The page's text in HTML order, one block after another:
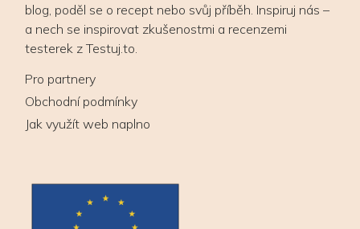
blog, poděl se o recept nebo svůj příběh. Inspiruj nás –
a nech se inspirovat zkušenostmi a recenzemi
testerek z Testuj.to.
Pro partnery
Obchodní podmínky
Jak využít web naplno